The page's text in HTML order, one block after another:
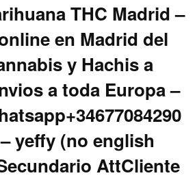
THC Madrid –
en Madrid del
y Hachis a
a toda Europa –
yeffy (no english
AttCliente